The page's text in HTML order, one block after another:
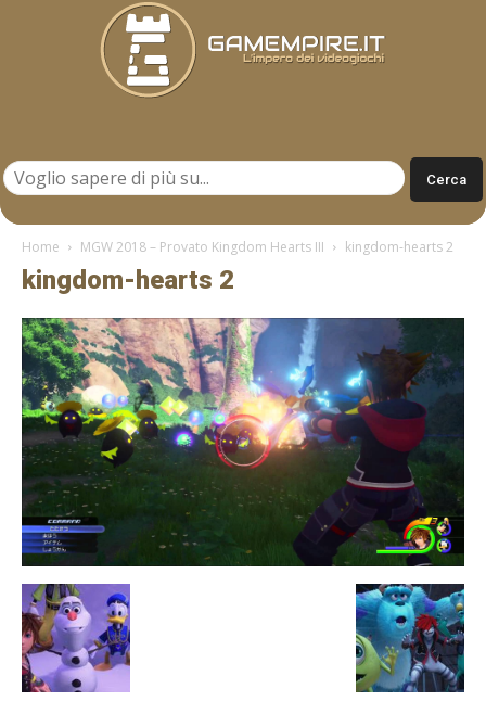
Home MGW 2018 – Provato Kingdom Hearts III kingdom-hearts 2
kingdom-hearts 2